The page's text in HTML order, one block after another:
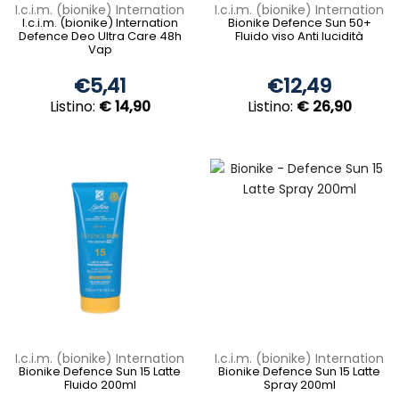
I.c.i.m. (bionike) Internation
I.c.i.m. (bionike) Internation
Defence Deo Ultra Care 48h
Vap
€5,41
Listino: € 14,90
I.c.i.m. (bionike) Internation
Bionike Defence Sun 50+
Fluido viso Anti lucidità
€12,49
Listino: € 26,90
I.c.i.m. (bionike) Internation
Bionike Defence Sun 15 Latte
Fluido 200ml
I.c.i.m. (bionike) Internation
Bionike Defence Sun 15 Latte
Spray 200ml